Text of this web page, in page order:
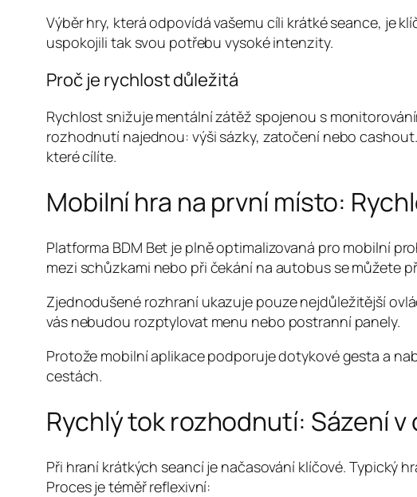
Výběr hry, která odpovídá vašemu cíli krátké seance, je
uspokojili tak svou potřebu vysoké intenzity.
Proč je rychlost důležitá
Rychlost snižuje mentální zátěž spojenou s
rozhodnutí najednou: výši sázky, zatočení nebo
které cílíte.
Mobilní hra na první místo:
Platforma BDM Bet je plně optimalizovaná pro mobilní
mezi schůzkami nebo při čekání na autobus se můžete
Zjednodušené rozhraní ukazuje pouze nejdůležitější
vás nebudou rozptylovat menu nebo postranní panely.
Protože mobilní aplikace podporuje dotykové gesta a
cestách.
Rychlý tok rozhodnutí: Sázení v
Při hraní krátkých seancí je načasování klíčové. Typický
Proces je téměř reflexivní: